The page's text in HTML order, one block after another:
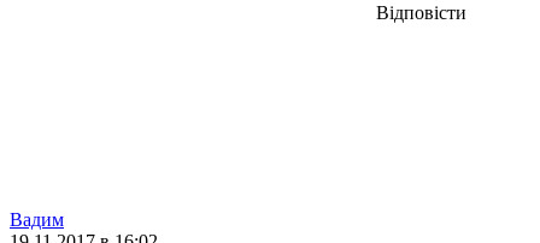
Відповісти
Вадим